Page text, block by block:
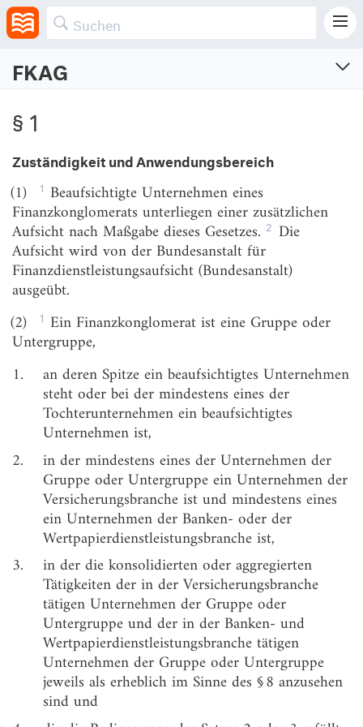
FKAG
Gesetz zur zusätzlichen Aufsicht über beaufsichtigte Unternehmen eines
Finanzkonglomerats
Vom 27.6.2013 (BGBl. I S. 1862)
Zuletzt geändert am 4.2.2026 (BGBl. I S. Nr. 33)
§ 1
Zuständigkeit und Anwendungsbereich
§ 2
Begriffsbestimmungen
§ 3
Zusammenarbeit mit der Deutschen Bundesbank
§ 4
Zusammenarbeit mit den zuständigen Behörden
und dem Gemeinsamen Ausschuss
§ 5
Aufgaben der Bundesanstalt als Koordinator
§ 6
Ermittlung eines Finanzkonglomerats
Zugehörigkeit zur Finanzbranche
Erheblichkeit von konsolidierten oder aggregierten
Tätigkeiten
Berechnung der Zugehörigkeit zur Finanzbranche
und der Erheblichkeit von konsolidierten oder
aggregierten Tätigkeiten
Schwellenwerte für die Einstufung als
Finanzkonglomerat
Feststellung eines Finanzkonglomerats
Übergeordnetes Unternehmen
Befreiung und Freistellung von der zusätzlichen
Beaufsichtigung
Ausnahme von der laufenden Beaufsichtigung
§ 1
Zuständigkeit und Anwendungsbereich
(1) 1 Beaufsichtigte Unternehmen eines
Finanzkonglomerats unterliegen einer zusätzlichen
Aufsicht nach Maßgabe dieses Gesetzes. 2 Die
Aufsicht wird von der Bundesanstalt für
Finanzdienstleistungsaufsicht (Bundesanstalt)
ausgeübt.
(2)
1 Ein Finanzkonglomerat ist eine Gruppe oder
Untergruppe,
1.
an deren Spitze ein beaufsichtigtes Unternehmen
steht oder bei der mindestens eines der
Tochterunternehmen ein beaufsichtigtes
Unternehmen ist,
2.
in der mindestens eines der Unternehmen der
Gruppe oder Untergruppe ein Unternehmen der
Versicherungsbranche ist und mindestens eines
ein Unternehmen der Banken- oder der
Wertpapierdienstleistungsbranche ist,
3.
in der die konsolidierten oder aggregierten
Tätigkeiten der in der Versicherungsbranche
tätigen Unternehmen der Gruppe oder
Untergruppe und der in der Banken- und
Wertpapierdienstleistungsbranche tätigen
Unternehmen der Gruppe oder Untergruppe
jeweils als erheblich im Sinne des § 8 anzusehen
sind und